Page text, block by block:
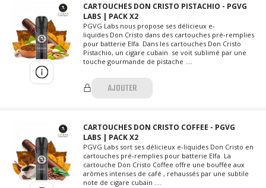
CARTOUCHES DON CRISTO PISTACHIO - PGVG
LABS | PACK X2
PGVG Labs nous propose ses délicieux e-
liquides Don Cristo dans des cartouches pré-remplies
pour batterie Elfa. Dans les cartouches Don Cristo
Pistachio, un cigare cubain se voit sublimé par une
touche gourmande de pistache ....
AJOUTER
CARTOUCHES DON CRISTO COFFEE - PGVG
LABS | PACK X2
PGVG Labs sort ses délicieux e-liquides Don Cristo en
cartouches pré-remplies pour batterie Elfa. La
cartouche Don Cristo Coffee offre une bouffée aux
arômes intenses de café , rehaussés par une subtile
note de cigare cubain ....